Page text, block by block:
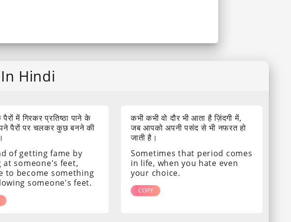
Hindi
में गिरकर प्रतिष्ठा पाने के
पैरों पर चलकर कुछ बनने की
of getting fame by
at someone's feet,
to become something
someone's feet.
कभी कभी वो दौर भी आता है ज़िंदगी में,
जब आपको अपनी पसंद से भी नफरत हो
जाती है।
Sometimes that period comes
in life, when you hate even
your choice.
COPY